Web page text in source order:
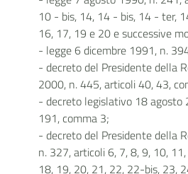
10 - bis, 14, 14 - bis, 14 - ter,
16, 17, 19 e 20 e successive
- legge 6 dicembre 1991, n.
- decreto del Presidente della
2000, n. 445, articoli 40, 43,
- decreto legislativo 18 agosto
191, comma 3;
- decreto del Presidente della
n. 327, articoli 6, 7, 8, 9, 10,
18, 19, 20, 21, 22, 22-bis, 23,